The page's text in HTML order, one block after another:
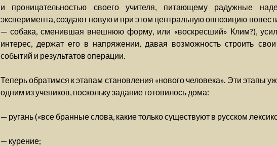
и проницательностью своего учителя, питающему радужные
эксперимента, создают новую и при этом центральную оппозицию
— собака, сменившая внешнюю форму, или «воскресший» Клим?),
интерес, держат его в напряжении, давая возможность строить
событий и результатов операции.
Теперь обратимся к этапам становления «нового человека». Эти этапы
одним из учеников, поскольку задание готовилось дома:
— ругань («все бранные слова, какие только существуют в русском
— курение;